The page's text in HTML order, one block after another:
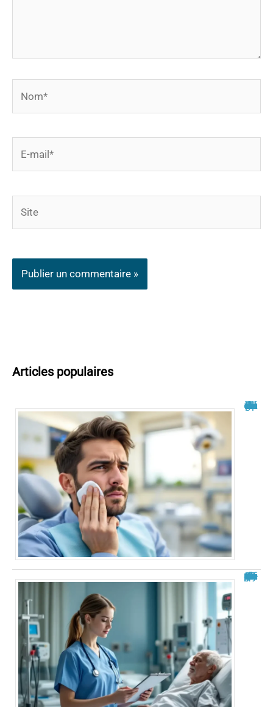
Articles populaires
Philippe Bilger malade du cancer : un combat dévoilé
Analyse de situation IFSI : exemple pratique et guide complet